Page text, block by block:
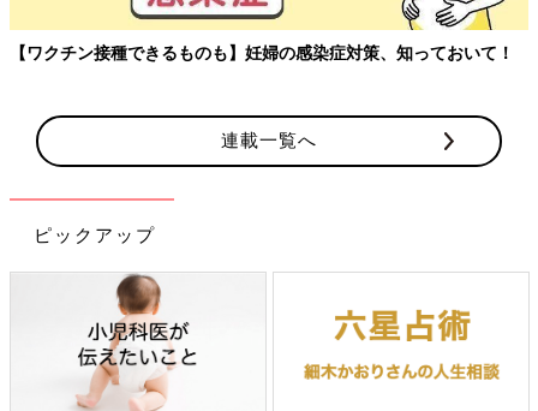
などで遊びたがります。そのあたりは大目に見て。
パパの服装、どうする？
卒園式はこれまでお世話になった園の先生方に感謝を伝える場で
もあるので、基本的にフォーマルなものを着るのがマナーです。
が主流になっています。どうしてもスーツはいやというパパやス
ーツは持っていないという人は、ブレザーなどを羽織って行きま
ママの服装、どうする？
パパと同じく、フォーマルな服装で参加することが基本です。ス
【ワクチン接種できるものも】妊婦の感染症対策、知っておいて！
連載一覧へ
ピックアップ